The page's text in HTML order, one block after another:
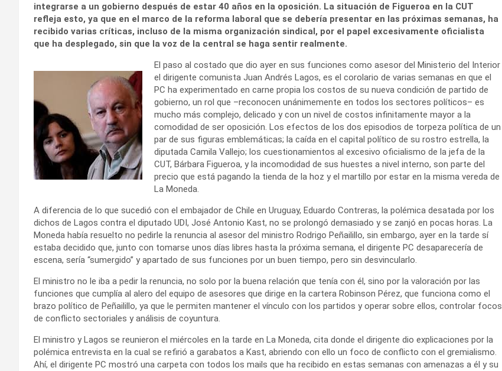
integrarse a un gobierno después de estar 40 años en la oposición. La situación de Figueroa en la CUT
refleja esto, ya que en el marco de la reforma laboral que se debería presentar en las próximas semanas, ha
recibido varias críticas, incluso de la misma organización sindical, por el papel excesivamente oficialista
que ha desplegado, sin que la voz de la central se haga sentir realmente.
El paso al costado que dio ayer en sus funciones como asesor del Ministerio del Interior
el dirigente comunista Juan Andrés Lagos, es el corolario de varias semanas en que el
PC ha experimentado en carne propia los costos de su nueva condición de partido de
gobierno, un rol que –reconocen unánimemente en todos los sectores políticos– es
mucho más complejo, delicado y con un nivel de costos infinitamente mayor a la
comodidad de ser oposición. Los efectos de los dos episodios de torpeza política de un
par de sus figuras emblemáticas; la caída en el capital político de su rostro estrella, la
diputada Camila Vallejo; los cuestionamientos al excesivo oficialismo de la jefa de la
CUT, Bárbara Figueroa, y la incomodidad de sus huestes a nivel interno, son parte del
precio que está pagando la tienda de la hoz y el martillo por estar en la misma vereda de
La Moneda.
A diferencia de lo que sucedió con el embajador de Chile en Uruguay, Eduardo Contreras, la polémica desatada por los
dichos de Lagos contra el diputado UDI, José Antonio Kast, no se prolongó demasiado y se zanjó en pocas horas. La
Moneda había resuelto no pedirle la renuncia al asesor del ministro Rodrigo Peñailillo, sin embargo, ayer en la tarde sí
estaba decidido que, junto con tomarse unos días libres hasta la próxima semana, el dirigente PC desaparecería de
escena, sería “sumergido” y apartado de sus funciones por un buen tiempo, pero sin desvincularlo.
El ministro no le iba a pedir la renuncia, no solo por la buena relación que tenía con él, sino por la valoración por las
funciones que cumplía al alero del equipo de asesores que dirige en la cartera Robinson Pérez, que funciona como el
brazo político de Peñailillo, ya que le permiten mantener el vínculo con los partidos y operar sobre ellos, controlar focos
de conflicto sectoriales y análisis de coyuntura.
El ministro y Lagos se reunieron el miércoles en la tarde en La Moneda, cita donde el dirigente dio explicaciones por la
polémica entrevista en la cual se refirió a garabatos a Kast, abriendo con ello un foco de conflicto con el gremialismo.
Ahí, el dirigente PC mostró una carpeta con todos los mails que ha recibido en estas semanas con amenazas a él y su